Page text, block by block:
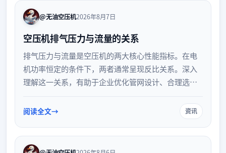
@无油空压机2026年8月7日
空压机排气压力与流量的关系
排气压力与流量是空压机的两大核心性能指标。在电
机功率恒定的条件下，两者通常呈现反比关系。深入
理解这一关系，有助于企业优化管网设计、合理选型
实际应用中的影响因素。
阅读全文 资讯